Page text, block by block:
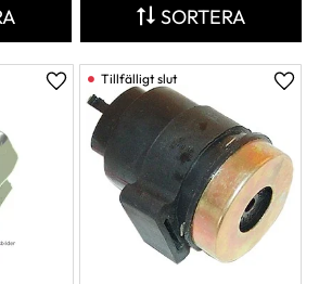
SORTERA
Lägg till i favoriter